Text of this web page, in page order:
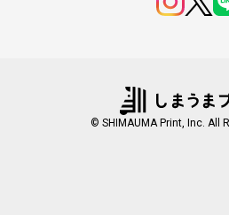
© SHIMAUMA Print, Inc. All